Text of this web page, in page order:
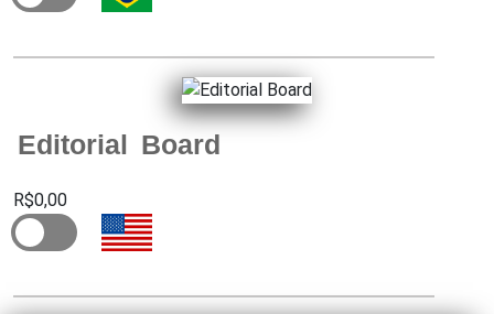
Editorial Board
R$0,00